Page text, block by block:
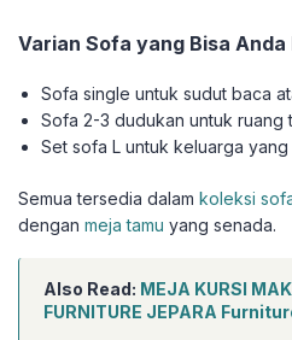
Varian Sofa yang Bisa Anda
Sofa single untuk sudut baca
Sofa 2-3 dudukan untuk ruang
Set sofa L untuk keluarga
Semua tersedia dalam koleksi
dengan meja tamu yang senada.
Also Read: MEJA KURSI
FURNITURE JEPARA